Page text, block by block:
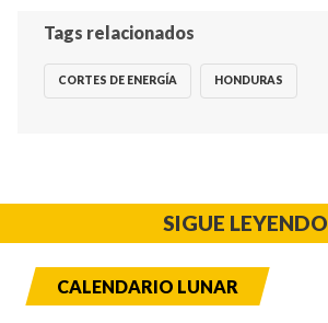
Tags relacionados
CORTES DE ENERGÍA HONDURAS
SIGUE LEYENDO
CALENDARIO LUNAR